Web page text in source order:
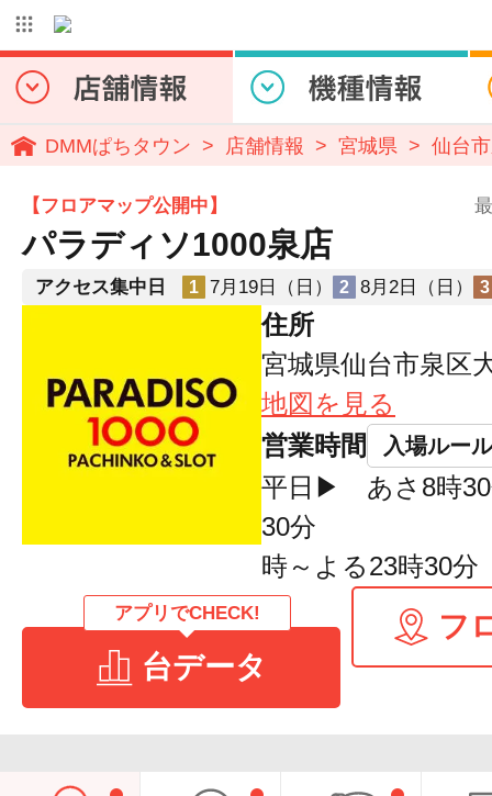
DMMぱちタウン 店舗情報 宮城県 仙台
【フロアマップ公開中】
パラディソ1000泉店
アクセス集中日 1 7月19日（日） 2 8月2日（日） 3
住所
宮城県仙台市泉区
地図を見る
営業時間
入場ルール
平日▶ あさ8時30
30分 土日
時～よる23時30分
アプリでCHECK!
台データ
フ